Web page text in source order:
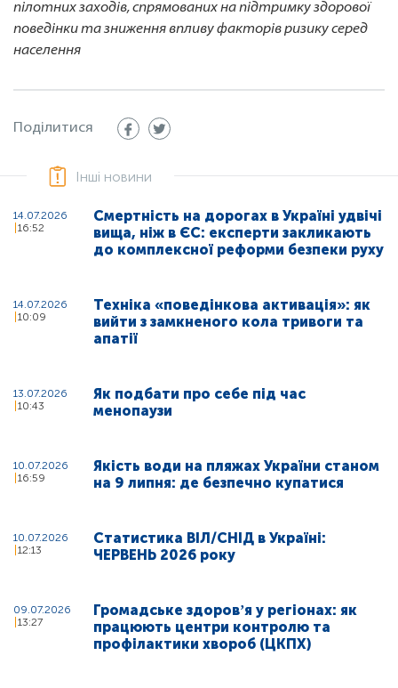
пілотних заходів, спрямованих на підтримку здорової
поведінки та зниження впливу факторів ризику серед
населення
Поділитися
Інші новини
14.07.2026
16:52
Смертність на дорогах в Україні удвічі
вища, ніж в ЄС: експерти закликають
до комплексної реформи безпеки руху
14.07.2026
10:09
Техніка «поведінкова активація»: як
вийти з замкненого кола тривоги та
апатії
13.07.2026
10:43
Як подбати про себе під час
менопаузи
10.07.2026
16:59
Якість води на пляжах України станом
на 9 липня: де безпечно купатися
10.07.2026
12:13
Статистика ВІЛ/СНІД в Україні:
ЧЕРВЕНЬ 2026 року
09.07.2026
13:27
Громадське здоровʼя у регіонах: як
працюють центри контролю та
профілактики хвороб (ЦКПХ)